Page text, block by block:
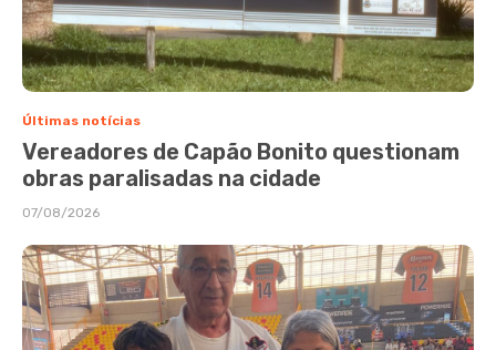
Últimas notícias
Vereadores de Capão Bonito questionam
obras paralisadas na cidade
07/08/2026